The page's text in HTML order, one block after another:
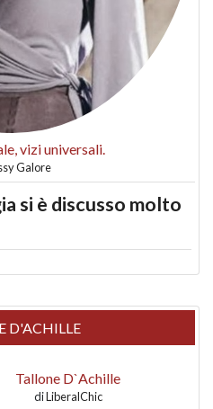
vizi universali.
Galore
si è discusso molto
D'ACHILLE
Tallone D`Achille
diLiberalChic